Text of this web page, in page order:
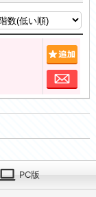
お
PC版